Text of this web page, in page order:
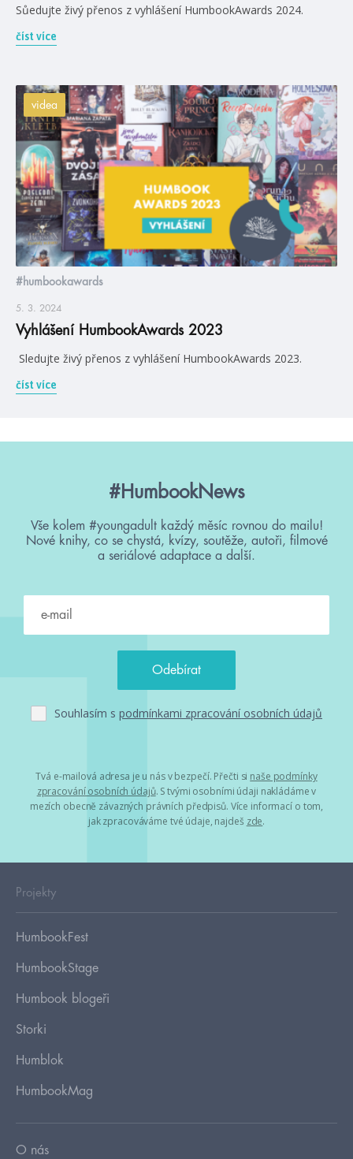
Sůedujte živý přenos z vyhlášení HumbookAwards 2024.
číst více
videa
#humbookawards
5. 3. 2024
Vyhlášení HumbookAwards 2023
Sledujte živý přenos z vyhlášení HumbookAwards 2023.
číst více
#HumbookNews
Vše kolem #youngadult každý měsíc rovnou do mailu!
Nové knihy, co se chystá, kvízy, soutěže, autoři, filmové
a seriálové adaptace a další.
Souhlasím s podmínkami zpracování osobních údajů
Tvá e-mailová adresa je u nás v bezpečí. Přečti si naše podmínky
zpracování osobních údajů. S tvými osobními údaji nakládáme v
mezích obecně závazných právních předpisů. Více informací o tom,
jak zpracováváme tvé údaje, najdeš zde.
Projekty
HumbookFest
HumbookStage
Humbook blogeři
Storki
Humblok
HumbookMag
O nás